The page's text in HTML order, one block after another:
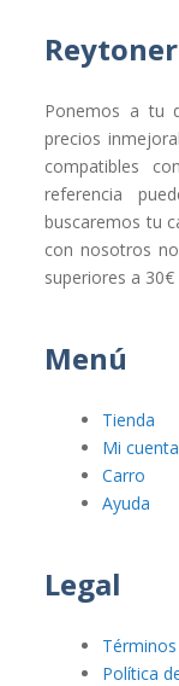
Reytoner
Ponemos a tu
precios
compatibles
referencia
buscaremos tu
con nosotros
superiores a 30€
Menú
Tienda
Mi cuenta
Carro
Ayuda
Legal
Política